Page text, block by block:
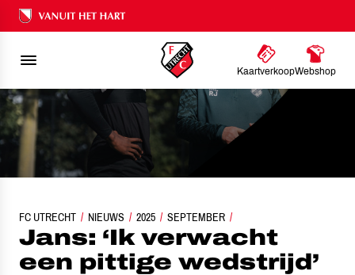
Ons nalatenschap
KaartverkoopWebshop
FC UTRECHT NIEUWS 2025 SEPTEMBER
JANS: ‘IK VERWACHT EEN PITTIGE WEDSTRIJD’
Jans: ‘Ik verwacht
een pittige wedstrijd’